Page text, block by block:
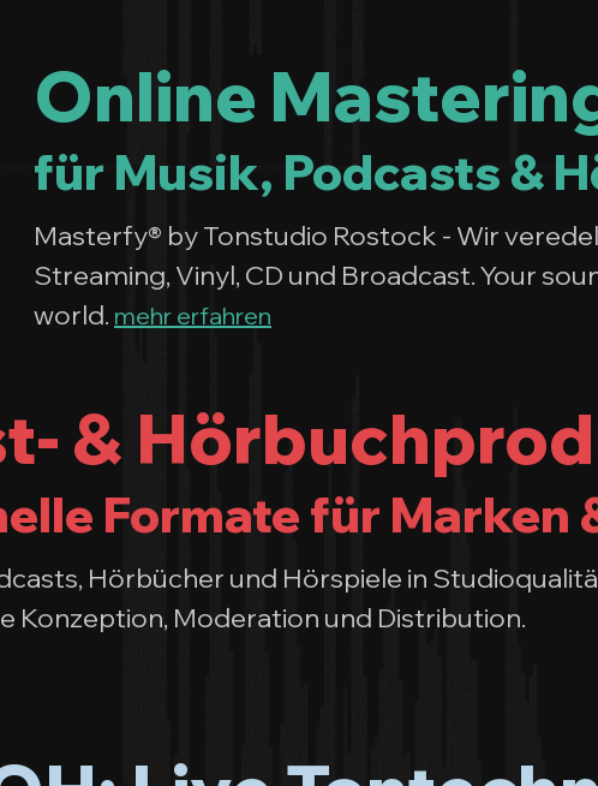
Online
für Musik, Podcasts &
Masterfy® by Tonstudio Rostock - Wir
Streaming, Vinyl, CD und Broadcast. Your
world. mehr erfahren
&
Formate für Marken
Hörbücher und Hörspiele in
Konzeption, Moderation und Distribution.